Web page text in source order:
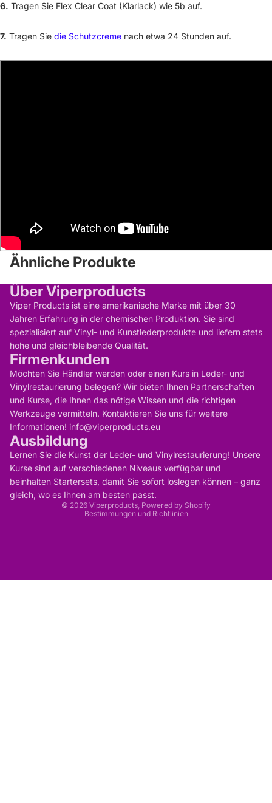
6. Tragen Sie Flex Clear Coat (Klarlack) wie 5b auf.
7. Tragen Sie die Schutzcreme nach etwa 24 Stunden auf.
Ähnliche Produkte
Über Viperproducts
Viper Products ist eine amerikanische Marke mit über 30
Jahren Erfahrung in der chemischen Produktion. Sie sind
spezialisiert auf Vinyl- und Kunstlederprodukte und liefern stets
hohe und gleichbleibende Qualität.
Firmenkunden
Möchten Sie Händler werden oder einen Kurs in Leder- und
Vinylrestaurierung belegen? Wir bieten Ihnen Partnerschaften
und Kurse, die Ihnen das nötige Wissen und die richtigen
Werkzeuge vermitteln. Kontaktieren Sie uns für weitere
Informationen! info@viperproducts.eu
Ausbildung
Lernen Sie die Kunst der Leder- und Vinylrestaurierung! Unsere
Kurse sind auf verschiedenen Niveaus verfügbar und
beinhalten Startersets, damit Sie sofort loslegen können – ganz
gleich, wo es Ihnen am besten passt.
© 2026 Viperproducts, Powered by Shopify
Bestimmungen und Richtlinien
Datenschutzerklärung
Kontaktinformationen
Widerrufsrecht
AGB
Impressum
Versand